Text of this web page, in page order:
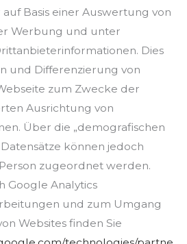
Basis einer Auswertung von
Werbung und unter
Dies
und Differenzierung von
zum Zwecke der
Ausrichtung von
Über die „demografischen
können jedoch
zugeordnet werden.
Google Analytics
und zum Umgang
Websites finden Sie